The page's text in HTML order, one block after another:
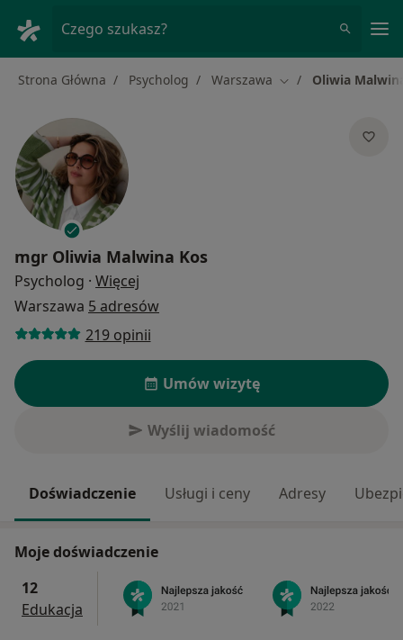
Czego szukasz?
Strona Główna Psycholog Warszawa Zmień miasto
Oliwia
mgr Oliwia Malwina Kos
Psycholog · Więcej
Warszawa 5 adresów
219 opinii
Umów wizytę
Wyślij wiadomość
Doświadczenie Usługi i ceny Adresy
Moje doświadczenie
12
Edukacja